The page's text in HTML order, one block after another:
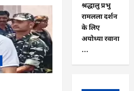
श्रद्धालु प्रभु
रामलला दर्शन
के लिए
अयोध्या रवाना
…